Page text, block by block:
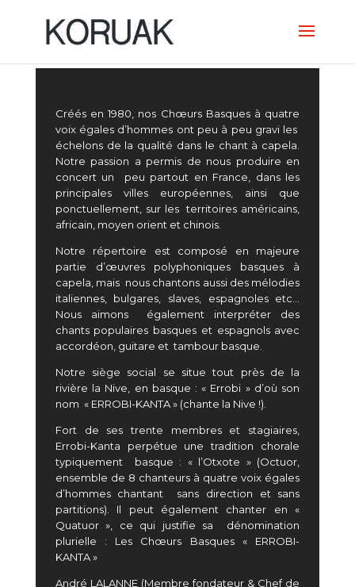
Créés en 1980, nos Chœurs Basques à quatre
voix égales d’hommes ont peu à peu gravi les
échelons de la qualité dans le chant à capela.
Notre passion a permis de nous produire en
concert un peu partout en France, dans les
principales villes européennes, ainsi que
ponctuellement, sur les territoires américains,
africain, moyen orient et chinois.
Notre répertoire est composé en majeure
partie d’œuvres polyphoniques basques à
capela, mais nous chantons aussi des mélodies
italiennes, bulgares, slaves, espagnoles etc…
Nous aimons également interpréter des
chants populaires basques et espagnols avec
accordéon, guitare et tambour basque.
Notre siège social se situe tout près de la
rivière la Nive, en basque : « Errobi » d’où son
nom « ERROBI-KANTA » (chante la Nive !).
Fort de ses trente membres et stagiaires,
Errobi-Kanta perpétue une tradition chorale
typiquement basque : « l’Otxote » (Octuor,
ensemble de 8 chanteurs à quatre voix égales
d’hommes chantant sans direction et sans
partitions). Il peut également chanter en «
Quatuor », ce qui justifie sa dénomination
plurielle : Les Chœurs Basques « ERROBI-
KANTA »
André LALANNE (Membre fondateur & Chef de